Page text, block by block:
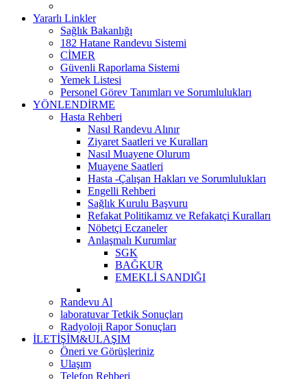
Yararlı Linkler
Sağlık Bakanlığı
182 Hatane Randevu Sistemi
CİMER
Güvenli Raporlama Sistemi
Yemek Listesi
Personel Görev Tanımları ve Sorumlulukları
YÖNLENDİRME
Hasta Rehberi
Nasıl Randevu Alınır
Ziyaret Saatleri ve Kuralları
Nasıl Muayene Olurum
Muayene Saatleri
Hasta -Çalışan Hakları ve Sorumlulukları
Engelli Rehberi
Sağlık Kurulu Başvuru
Refakat Politikamız ve Refakatçi Kuralları
Nöbetçi Eczaneler
Anlaşmalı Kurumlar
SGK
BAĞKUR
EMEKLİ SANDIĞI
Randevu Al
laboratuvar Tetkik Sonuçları
Radyoloji Rapor Sonuçları
İLETİŞİM&ULAŞIM
Öneri ve Görüşleriniz
Ulaşım
Telefon Rehberi